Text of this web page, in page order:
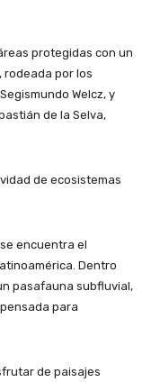
protegidas con un
rodeada por los
Welcz, y
de la Selva,
de ecosistemas
encuentra el
Dentro
pasafauna subfluvial,
para
de paisajes